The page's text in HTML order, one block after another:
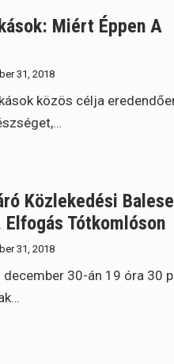
Miért Éppen A
31, 2018
közös célja
Közlekedési
Tótkomlóson
31, 2018
30-án 19 óra 30